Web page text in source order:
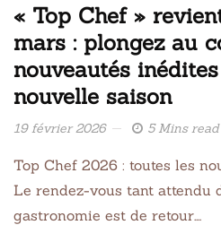
« Top Chef »
mars : plongez au
nouveautés
nouvelle saison
19 février 2026 5 Mins read
Top Chef 2026 : toutes les
Le rendez-vous tant attendu
gastronomie est de retour….